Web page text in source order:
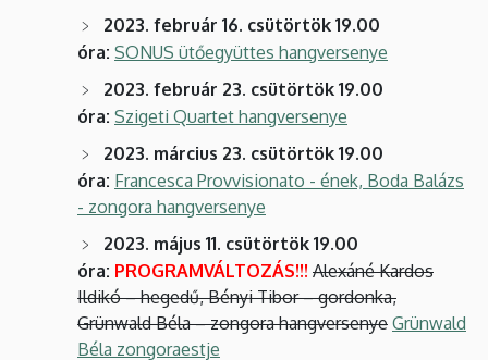
2023. február 16. csütörtök 19.00
óra: SONUS ütőegyüttes hangversenye
2023. február 23. csütörtök 19.00
óra: Szigeti Quartet hangversenye
2023. március 23. csütörtök 19.00
óra: Francesca Provvisionato - ének, Boda Balázs
- zongora hangversenye
2023. május 11. csütörtök 19.00
óra: PROGRAMVÁLTOZÁS!!! Alexáné Kardos
Ildikó – hegedű, Bényi Tibor – gordonka,
Grünwald Béla – zongora hangversenye Grünwald
Béla zongoraestje